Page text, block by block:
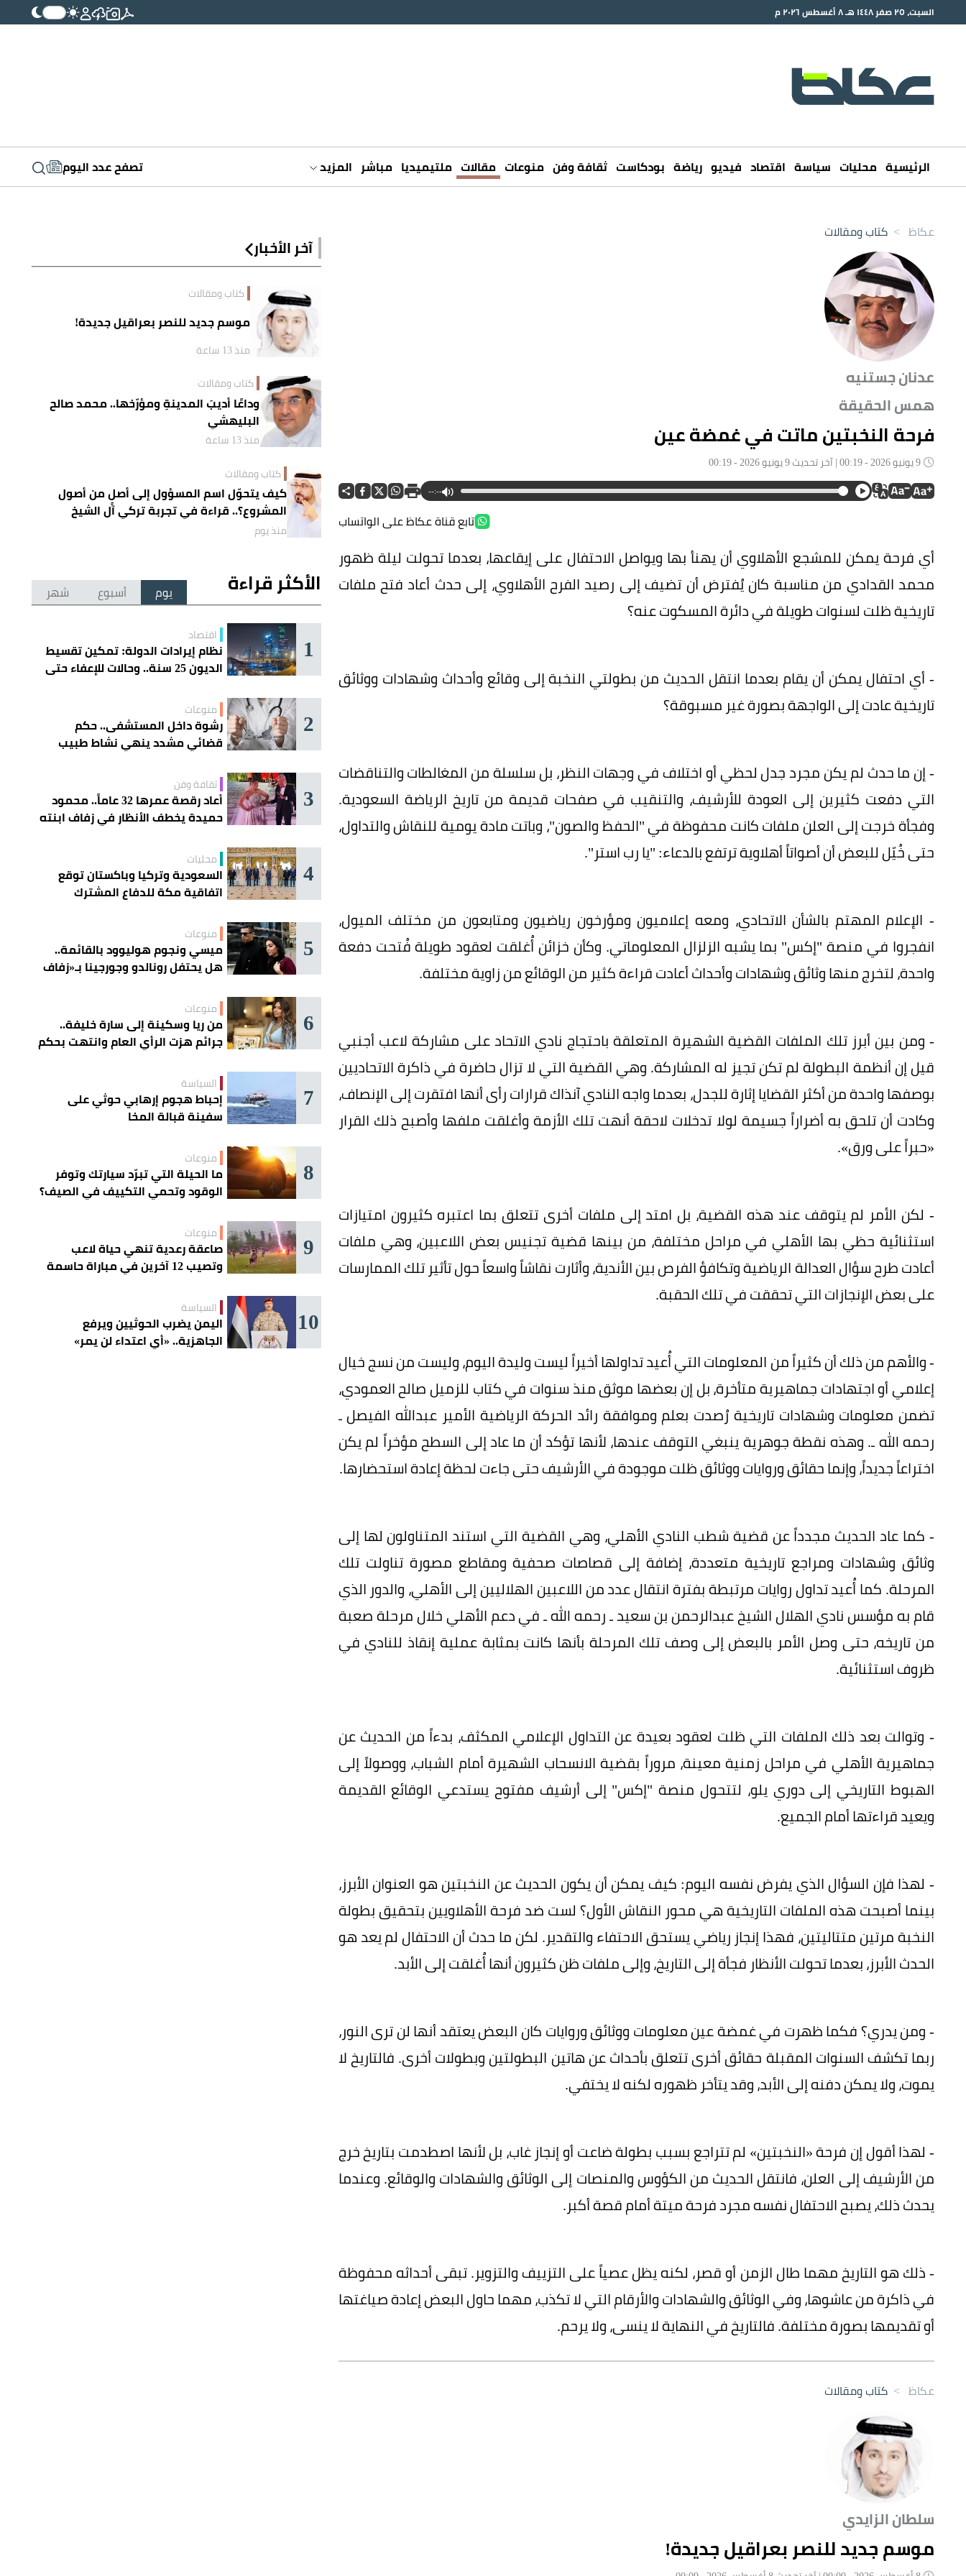
السبت، ٢٥ صفر ١٤٤٨ هـ ٨ أغسطس ٢٠٢٦ م
الرئيسية محليات سياسة اقتصاد فيديو رياضة بودكاست ثقافة وفن منوعات مقالات ملتيميديا مباشر المزيد تصفح عدد اليوم
عكاظ > كتاب ومقالات
عدنان جستنيه
همس الحقيقة
فرحة النخبتين ماتت في غمضة عين
--:--
تابع قناة عكاظ على الواتساب
أي فرحة يمكن للمشجع الأهلاوي أن يهنأ بها ويواصل الاحتفال على إيقاعها، بعدما تحولت ليلة ظهور
محمد القدادي من مناسبة كان يُفترض أن تضيف إلى رصيد الفرح الأهلاوي، إلى حدث أعاد فتح ملفات
تاريخية ظلت لسنوات طويلة في دائرة المسكوت عنه؟
- أي احتفال يمكن أن يقام بعدما انتقل الحديث من بطولتي النخبة إلى وقائع وأحداث وشهادات ووثائق
تاريخية عادت إلى الواجهة بصورة غير مسبوقة؟
- إن ما حدث لم يكن مجرد جدل لحظي أو اختلاف في وجهات النظر، بل سلسلة من المغالطات والتناقضات
التي دفعت كثيرين إلى العودة للأرشيف، والتنقيب في صفحات قديمة من تاريخ الرياضة السعودية.
وفجأة خرجت إلى العلن ملفات كانت محفوظة في "الحفظ والصون"، وباتت مادة يومية للنقاش والتداول،
حتى خُيّل للبعض أن أصواتاً أهلاوية ترتفع بالدعاء: "يا رب استر".
- الإعلام المهتم بالشأن الاتحادي، ومعه إعلاميون ومؤرخون رياضيون ومتابعون من مختلف الميول،
انفجروا في منصة "إكس" بما يشبه الزلزال المعلوماتي. وكأن خزائن أُغلقت لعقود طويلة فُتحت دفعة
واحدة، لتخرج منها وثائق وشهادات وأحداث أعادت قراءة كثير من الوقائع من زاوية مختلفة.
- ومن بين أبرز تلك الملفات القضية الشهيرة المتعلقة باحتجاج نادي الاتحاد على مشاركة لاعب أجنبي
قيل إن أنظمة البطولة لم تكن تجيز له المشاركة. وهي القضية التي لا تزال حاضرة في ذاكرة الاتحاديين
بوصفها واحدة من أكثر القضايا إثارة للجدل، بعدما واجه النادي آنذاك قرارات رأى أنها افتقرت إلى الإنصاف،
وكادت أن تلحق به أضراراً جسيمة لولا تدخلات لاحقة أنهت تلك الأزمة وأغلقت ملفها وأصبح ذلك القرار
«حبراً على ورق».
- لكن الأمر لم يتوقف عند هذه القضية، بل امتد إلى ملفات أخرى تتعلق بما اعتبره كثيرون امتيازات
استثنائية حظي بها الأهلي في مراحل مختلفة، من بينها قضية تجنيس بعض اللاعبين، وهي ملفات
أعادت طرح سؤال العدالة الرياضية وتكافؤ الفرص بين الأندية، وأثارت نقاشاً واسعاً حول تأثير تلك الممارسات
على بعض الإنجازات التي تحققت في تلك الحقبة.
- والأهم من ذلك أن كثيراً من المعلومات التي أُعيد تداولها أخيراً ليست وليدة اليوم، وليست من نسج خيال
إعلامي أو اجتهادات جماهيرية متأخرة، بل إن بعضها موثق منذ سنوات في كتاب للزميل صالح العمودي،
تضمن معلومات وشهادات تاريخية رُصدت بعلم وموافقة رائد الحركة الرياضية الأمير عبدالله الفيصل ـ
رحمه الله ـ. وهذه نقطة جوهرية ينبغي التوقف عندها، لأنها تؤكد أن ما عاد إلى السطح مؤخراً لم يكن
اختراعاً جديداً، وإنما حقائق وروايات ووثائق ظلت موجودة في الأرشيف حتى جاءت لحظة إعادة استحضارها.
- كما عاد الحديث مجدداً عن قضية شطب النادي الأهلي، وهي القضية التي استند المتناولون لها إلى
وثائق وشهادات ومراجع تاريخية متعددة، إضافة إلى قصاصات صحفية ومقاطع مصورة تناولت تلك
المرحلة. كما أُعيد تداول روايات مرتبطة بفترة انتقال عدد من اللاعبين الهلاليين إلى الأهلي، والدور الذي
قام به مؤسس نادي الهلال الشيخ عبدالرحمن بن سعيد ـ رحمه الله ـ في دعم الأهلي خلال مرحلة صعبة
من تاريخه، حتى وصل الأمر بالبعض إلى وصف تلك المرحلة بأنها كانت بمثابة عملية إنقاذ للنادي في
ظروف استثنائية.
- وتوالت بعد ذلك الملفات التي ظلت لعقود بعيدة عن التداول الإعلامي المكثف، بدءاً من الحديث عن
جماهيرية الأهلي في مراحل زمنية معينة، مروراً بقضية الانسحاب الشهيرة أمام الشباب، ووصولاً إلى
الهبوط التاريخي إلى دوري يلو، لتتحول منصة "إكس" إلى أرشيف مفتوح يستدعي الوقائع القديمة
ويعيد قراءتها أمام الجميع.
- لهذا فإن السؤال الذي يفرض نفسه اليوم: كيف يمكن أن يكون الحديث عن النخبتين هو العنوان الأبرز،
بينما أصبحت هذه الملفات التاريخية هي محور النقاش الأول؟ لست ضد فرحة الأهلاويين بتحقيق بطولة
النخبة مرتين متتاليتين، فهذا إنجاز رياضي يستحق الاحتفاء والتقدير. لكن ما حدث أن الاحتفال لم يعد هو
الحدث الأبرز، بعدما تحولت الأنظار فجأة إلى التاريخ، وإلى ملفات ظن كثيرون أنها أُغلقت إلى الأبد.
- ومن يدري؟ فكما ظهرت في غمضة عين معلومات ووثائق وروايات كان البعض يعتقد أنها لن ترى النور،
ربما تكشف السنوات المقبلة حقائق أخرى تتعلق بأحداث عن هاتين البطولتين وبطولات أخرى. فالتاريخ لا
يموت، ولا يمكن دفنه إلى الأبد، وقد يتأخر ظهوره لكنه لا يختفي.
- لهذا أقول إن فرحة «النخبتين» لم تتراجع بسبب بطولة ضاعت أو إنجاز غاب، بل لأنها اصطدمت بتاريخ خرج
من الأرشيف إلى العلن، فانتقل الحديث من الكؤوس والمنصات إلى الوثائق والشهادات والوقائع. وعندما
يحدث ذلك، يصبح الاحتفال نفسه مجرد فرحة ميتة أمام قصة أكبر.
- ذلك هو التاريخ مهما طال الزمن أو قصر، لكنه يظل عصياً على التزييف والتزوير. تبقى أحداثه محفوظة
في ذاكرة من عاشوها، وفي الوثائق والشهادات والأرقام التي لا تكذب، مهما حاول البعض إعادة صياغتها
أو تقديمها بصورة مختلفة. فالتاريخ في النهاية لا ينسى، ولا يرحم.
عكاظ > كتاب ومقالات
سلطان الزايدي
موسم جديد للنصر بعراقيل جديدة!
آخر الأخبار
كتاب ومقالات
موسم جديد للنصر بعراقيل جديدة!
منذ 13 ساعة
كتاب ومقالات
وداعًا أديبَ المدينةِ ومؤرّخها.. محمد صالح
البليهشي
منذ 13 ساعة
كتاب ومقالات
كيف يتحوّل اسم المسؤول إلى أصلٍ من أصول
المشروع؟.. قراءة في تجربة تركي آل الشيخ
واقتصاد الانتباه
منذ يوم
الأكثر قراءة يوم أسبوع شهر
1 اقتصاد
نظام إيرادات الدولة: تمكين تقسيط
الديون 25 سنة.. وحالات للإعفاء حتى
2 منوعات
رشوة داخل المستشفى.. حكم
قضائي مشدد ينهي نشاط طبيب
3 ثقافة وفن
أعاد رقصة عمرها 32 عاماً.. محمود
حميدة يخطف الأنظار في زفاف ابنته
4 محليات
السعودية وتركيا وباكستان توقع
اتفاقية مكة للدفاع المشترك
5 منوعات
ميسي ونجوم هوليوود بالقائمة..
هل يحتفل رونالدو وجورجينا بـ«زفاف
6 منوعات
من ريا وسكينة إلى سارة خليفة..
جرائم هزت الرأي العام وانتهت بحكم
7 السياسة
إحباط هجوم إرهابي حوثي على
سفينة قبالة المخا
8 منوعات
ما الحيلة التي تبرّد سيارتك وتوفر
الوقود وتحمي التكييف في الصيف؟
9 منوعات
صاعقة رعدية تنهي حياة لاعب
وتصيب 12 آخرين في مباراة حاسمة
10 السياسة
اليمن يضرب الحوثيين ويرفع
الجاهزية.. «أي اعتداء لن يمر»